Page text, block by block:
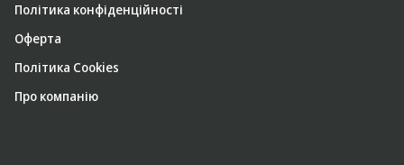
Політика конфіденційності
Оферта
Політика Cookies
Про компанію